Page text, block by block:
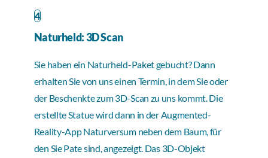
4
Naturheld: 3D Scan
Sie haben ein Naturheld-Paket gebucht? Dann
erhalten Sie von uns einen Termin, in dem Sie oder
der Beschenkte zum 3D-Scan zu uns kommt. Die
erstellte Statue wird dann in der Augmented-
Reality-App Naturversum neben dem Baum, für
den Sie Pate sind, angezeigt. Das 3D-Objekt